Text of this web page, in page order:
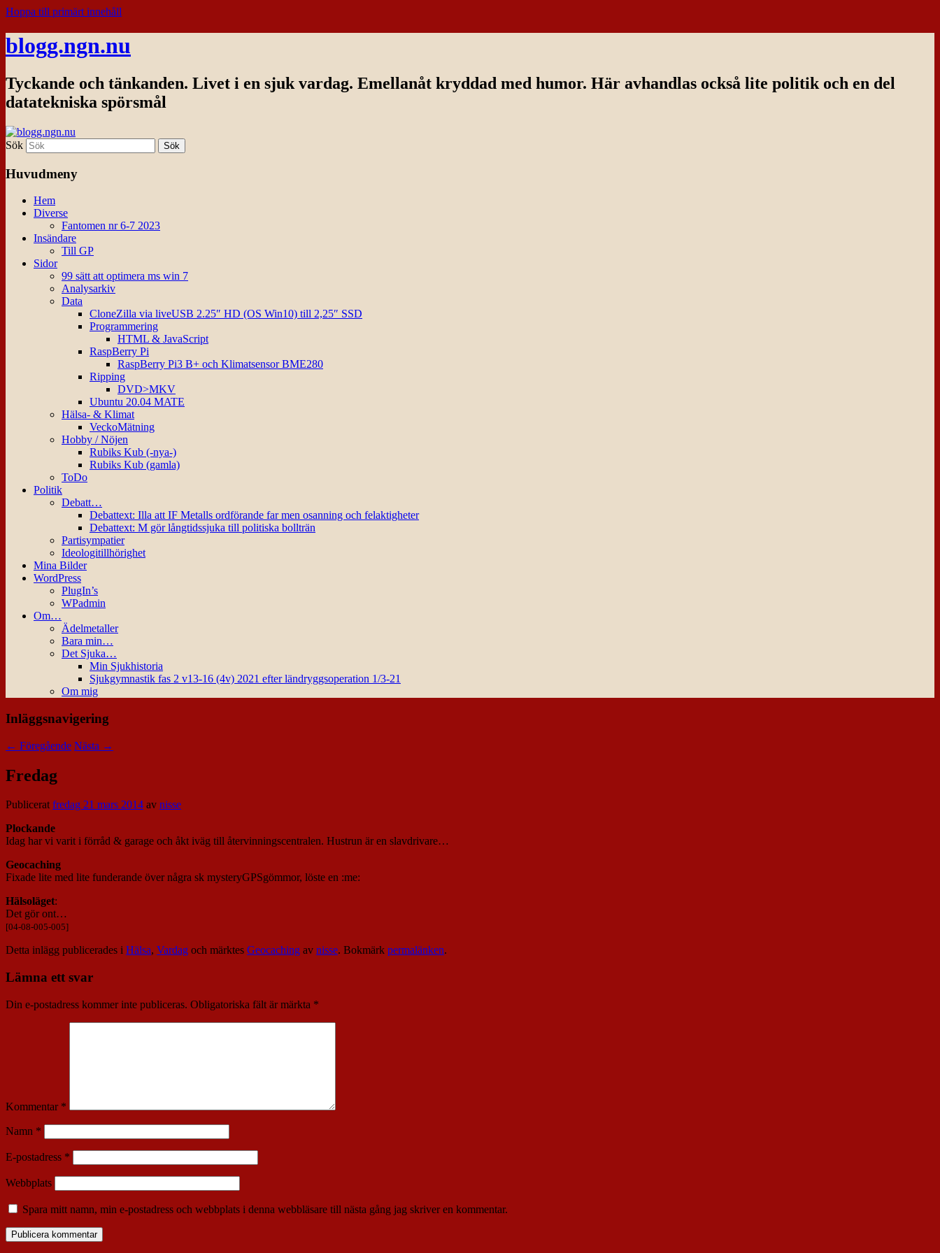
Hoppa till primärt innehåll
blogg.ngn.nu
Tyckande och tänkanden. Livet i en sjuk vardag. Emellanåt kryddad med humor. Här avhandlas också lite politik och en del
datatekniska spörsmål
Sök
Huvudmeny
Hem
Diverse
Fantomen nr 6-7 2023
Insändare
Till GP
Sidor
99 sätt att optimera ms win 7
Analysarkiv
Data
CloneZilla via liveUSB 2.25″ HD (OS Win10) till 2,25″ SSD
Programmering
HTML & JavaScript
RaspBerry Pi
RaspBerry Pi3 B+ och Klimatsensor BME280
Ripping
DVD>MKV
Ubuntu 20.04 MATE
Hälsa- & Klimat
VeckoMätning
Hobby / Nöjen
Rubiks Kub (-nya-)
Rubiks Kub (gamla)
ToDo
Politik
Debatt…
Debattext: Illa att IF Metalls ordförande far men osanning och felaktigheter
Debattext: M gör långtidssjuka till politiska bollträn
Partisympatier
Ideologitillhörighet
Mina Bilder
WordPress
PlugIn’s
WPadmin
Om…
Ädelmetaller
Bara min…
Det Sjuka…
Min Sjukhistoria
Sjukgymnastik fas 2 v13-16 (4v) 2021 efter ländryggsoperation 1/3-21
Om mig
Inläggsnavigering
← Föregående Nästa →
Fredag
Publiceratfredag 21 mars 2014 av nisse
Plockande
Idag har vi varit i förråd & garage och åkt iväg till återvinningscentralen. Hustrun är en slavdrivare…
Geocaching
Fixade lite med lite funderande över några sk mysteryGPSgömmor, löste en :me:
Hälsoläget:
Det gör ont…
[04-08-005-005]
Detta inlägg publicerades i Hälsa, Vardag och märktes Geocaching av nisse. Bokmärk permalänken.
Lämna ett svar
Din e-postadress kommer inte publiceras. Obligatoriska fält är märkta *
Kommentar *
Namn *
E-postadress *
Webbplats
Spara mitt namn, min e-postadress och webbplats i denna webbläsare till nästa gång jag skriver en kommentar.